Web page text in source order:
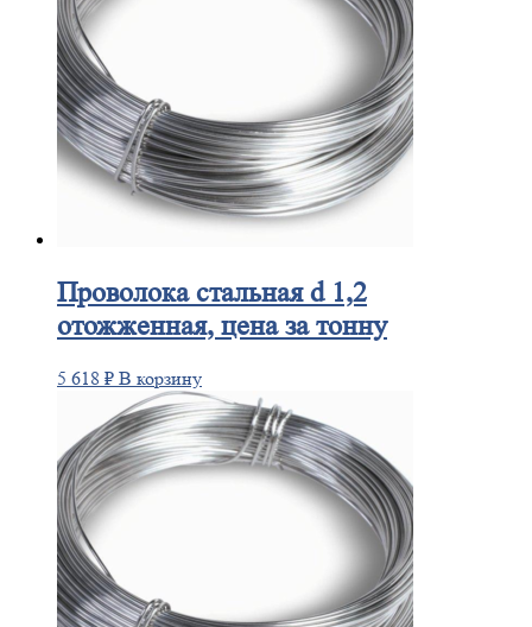
Проволокастальная d 1,2
отожженная, цена за тонну
5 618 ₽ В корзину